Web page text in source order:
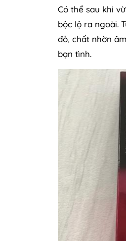
Có thể sau khi
bộc lộ ra ngoài.
đỏ, chất nhờn
bạn tình.